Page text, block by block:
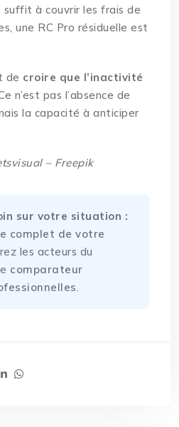
suffit à couvrir les frais de
une RC Pro résiduelle est
de croire que l’inactivité
n’est pas l’absence de
la capacité à anticiper
– Freepik
sur votre situation :
complet de votre
les acteurs du
comparateur
.